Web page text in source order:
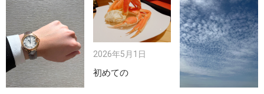
2026年5月1日
初めての